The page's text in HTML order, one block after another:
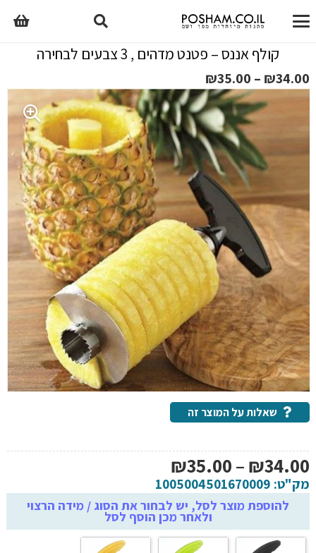
קולף אננס – פטנט מדהים , 3 צבעים לבחירה
₪34.00
–
₪35.00
מחירים:
עד
שאלות על המוצר זה
₪34.00
–
₪35.00
מחירים:
עד
מק"ט: 1005004501670009
להוספת מוצר לסל, יש לבחור את הסוג / מידה הרצוי
ולאחר מכן הוסף לסל